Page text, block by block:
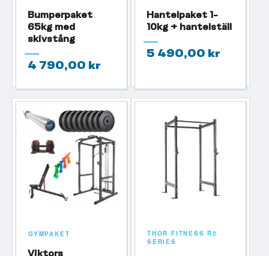
Bumperpaket
65kg med
skivstång
4 790,00 kr
Hantelpaket 1-
10kg + hantelställ
5 490,00 kr
GYMPAKET
Viktors
THOR FITNESS R2
SERIES